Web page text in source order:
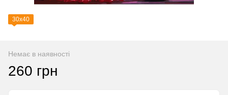
30х40
Немає в наявності
260 грн